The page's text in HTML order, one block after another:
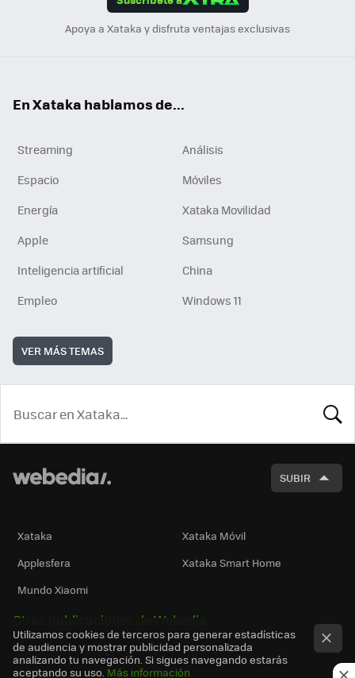
Apoya a Xataka y disfruta ventajas exclusivas
En Xataka hablamos de...
Streaming
Análisis
Espacio
Móviles
Energía
Xataka Movilidad
Apple
Samsung
Inteligencia artificial
China
Empleo
Windows 11
VER MÁS TEMAS
SUBIR
Xataka
Xataka Móvil
Applesfera
Xataka Smart Home
Mundo Xiaomi
Otras publicaciones de Webedia
Utilizamos cookies de terceros para generar estadísticas
de audiencia y mostrar publicidad personalizada
analizando tu navegación. Si sigues navegando estarás
aceptando su uso. Más información